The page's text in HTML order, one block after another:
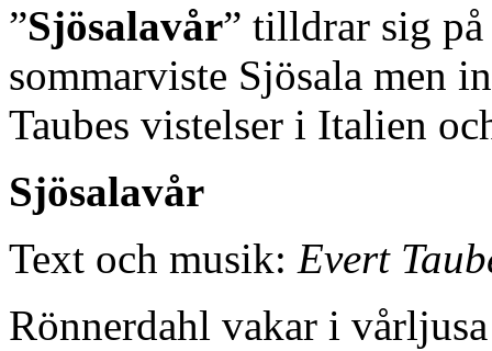
”Sjösalavår” tilldrar sig på
sommarviste Sjösala men
Taubes vistelser i Italien
Sjösalavår
Text och musik: Evert
Rönnerdahl vakar i